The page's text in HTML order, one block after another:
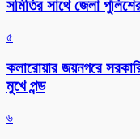
সমিতির সাথে জেলা
৫
কলারোয়ার জয়নগরে
মুখে পন্ড
৬